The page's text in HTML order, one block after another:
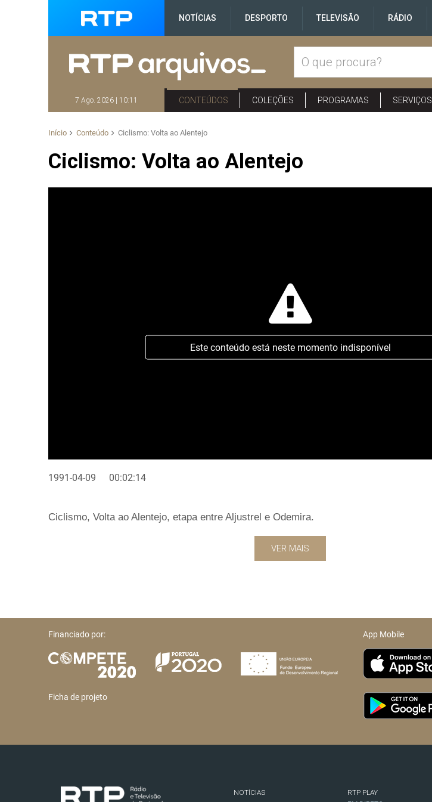
NOTÍCIAS DESPORTO TELEVISÃO RÁDIO
7 Ago. 2026 | 10:11 CONTEÚDOS COLEÇÕES PROGRAMAS SERVIÇOS
Início Conteúdo Ciclismo: Volta ao Alentejo
Ciclismo: Volta ao Alentejo
Este conteúdo está neste momento indisponível
1991-04-09 00:02:14
Ciclismo, Volta ao Alentejo, etapa entre Aljustrel e Odemira.
VER MAIS
Financiado por:
Ficha de projeto
App Mobile
NOTÍCIAS
RTP PLAY